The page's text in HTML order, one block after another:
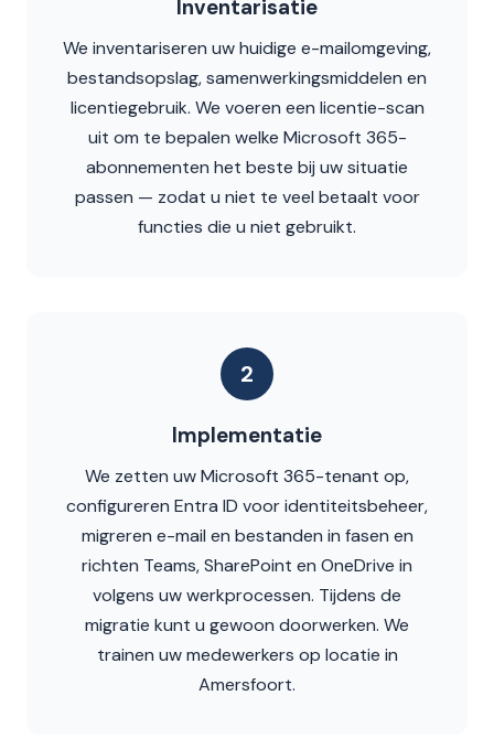
Inventarisatie
We inventariseren uw huidige e-mailomgeving,
bestandsopslag, samenwerkingsmiddelen en
licentiegebruik. We voeren een licentie-scan
uit om te bepalen welke Microsoft 365-
abonnementen het beste bij uw situatie
passen — zodat u niet te veel betaalt voor
functies die u niet gebruikt.
2
Implementatie
We zetten uw Microsoft 365-tenant op,
configureren Entra ID voor identiteitsbeheer,
migreren e-mail en bestanden in fasen en
richten Teams, SharePoint en OneDrive in
volgens uw werkprocessen. Tijdens de
migratie kunt u gewoon doorwerken. We
trainen uw medewerkers op locatie in
Amersfoort.